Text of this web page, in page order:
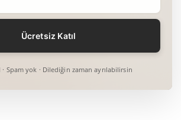
Spam yok · Dilediğin zaman ayrılabilirsin